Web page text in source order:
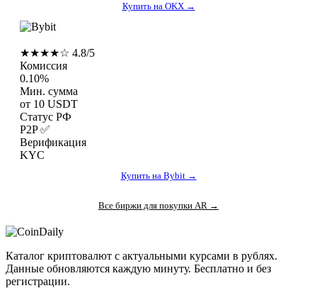
Купить на OKX →
★★★★☆ 4.8/5
Комиссия
0.10%
Мин. сумма
от 10 USDT
Статус РФ
P2P ✅
Верификация
KYC
Купить на Bybit →
Все биржи для покупки AR →
Каталог криптовалют с актуальными курсами в рублях.
Данные обновляются каждую минуту. Бесплатно и без
регистрации.